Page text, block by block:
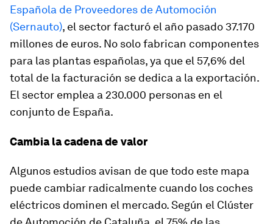
Española de Proveedores de Automoción
(Sernauto), el sector facturó el año pasado 37.170
millones de euros. No solo fabrican componentes
para las plantas españolas, ya que el 57,6% del
total de la facturación se dedica a la exportación.
El sector emplea a 230.000 personas en el
conjunto de España.
Cambia la cadena de valor
Algunos estudios avisan de que todo este mapa
puede cambiar radicalmente cuando los coches
eléctricos dominen el mercado. Según el Clúster